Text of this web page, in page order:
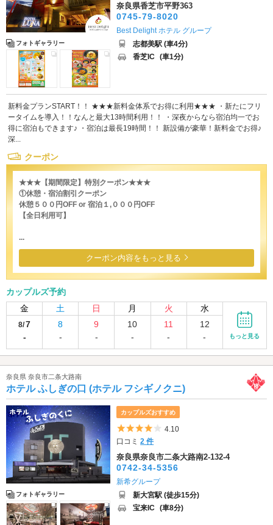
フォトギャラリー
奈良県香芝市平野363
0745-79-8020
Best Delight ホテル グループ
志都美駅 (車4分)
香芝IC (車1分)
新料金プランSTART！！ ★★★新料金体系でお得に利用★★★ ・新たにフリ
ータイムを導入！！なんと最大13時間利用！！ ・深夜からなら宿泊均一でお
得に宿泊もできます♪ ・宿泊は最長19時間！！ 新設備が豪華！新料金でお得♪
深...
クーポン
★★★【期間限定】特別クーポン★★★
①休憩・宿泊割引クーポン
休憩５００円OFF or 宿泊１,０００円OFF
【全日利用可】
...
クーポン内容をもっと見る
カップルズ予約
金
土 日 月 火 水
8/7
-
8
-
9
-
10
-
11
-
12
-
もっと見る
奈良県 奈良市二条大路南
ホテル ふしぎの口 (ホテル フシギノクニ)
フォトギャラリー
カップルズおすすめ
5つ星のうち4
4.10
口コミ2 件
奈良県奈良市二条大路南2-132-4
0742-34-5356
新希グループ
新大宮駅 (徒歩15分)
宝来IC (車8分)